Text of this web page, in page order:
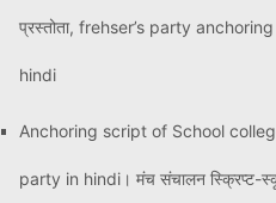
प्रस्तोता, frehser’s party
hindi
Anchoring script of School
party in hindi। मंच संचालन स्क्रिप्ट-